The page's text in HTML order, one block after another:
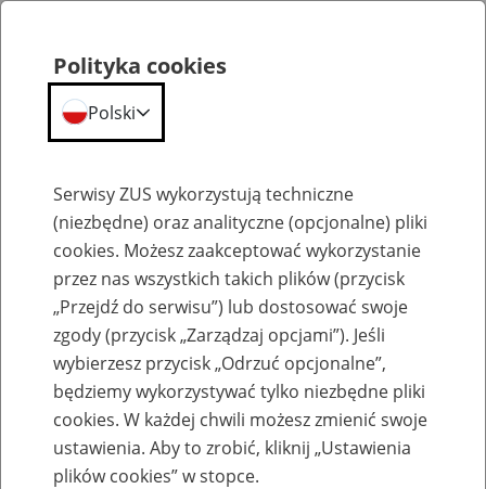
Szkolenia
Zaproś ZUS do siebie - zakładanie profili
eZUS w siedzibie Twojej firmy
Polityka cookies
Polski
Serwisy ZUS wykorzystują techniczne
(niezbędne) oraz analityczne (opcjonalne) pliki
cookies. Możesz zaakceptować wykorzystanie
przez nas wszystkich takich plików (przycisk
„Przejdź do serwisu”) lub dostosować swoje
zgody (przycisk „Zarządzaj opcjami”). Jeśli
wybierzesz przycisk „Odrzuć opcjonalne”,
będziemy wykorzystywać tylko niezbędne pliki
cookies. W każdej chwili możesz zmienić swoje
ustawienia. Aby to zrobić, kliknij „Ustawienia
plików cookies” w stopce.